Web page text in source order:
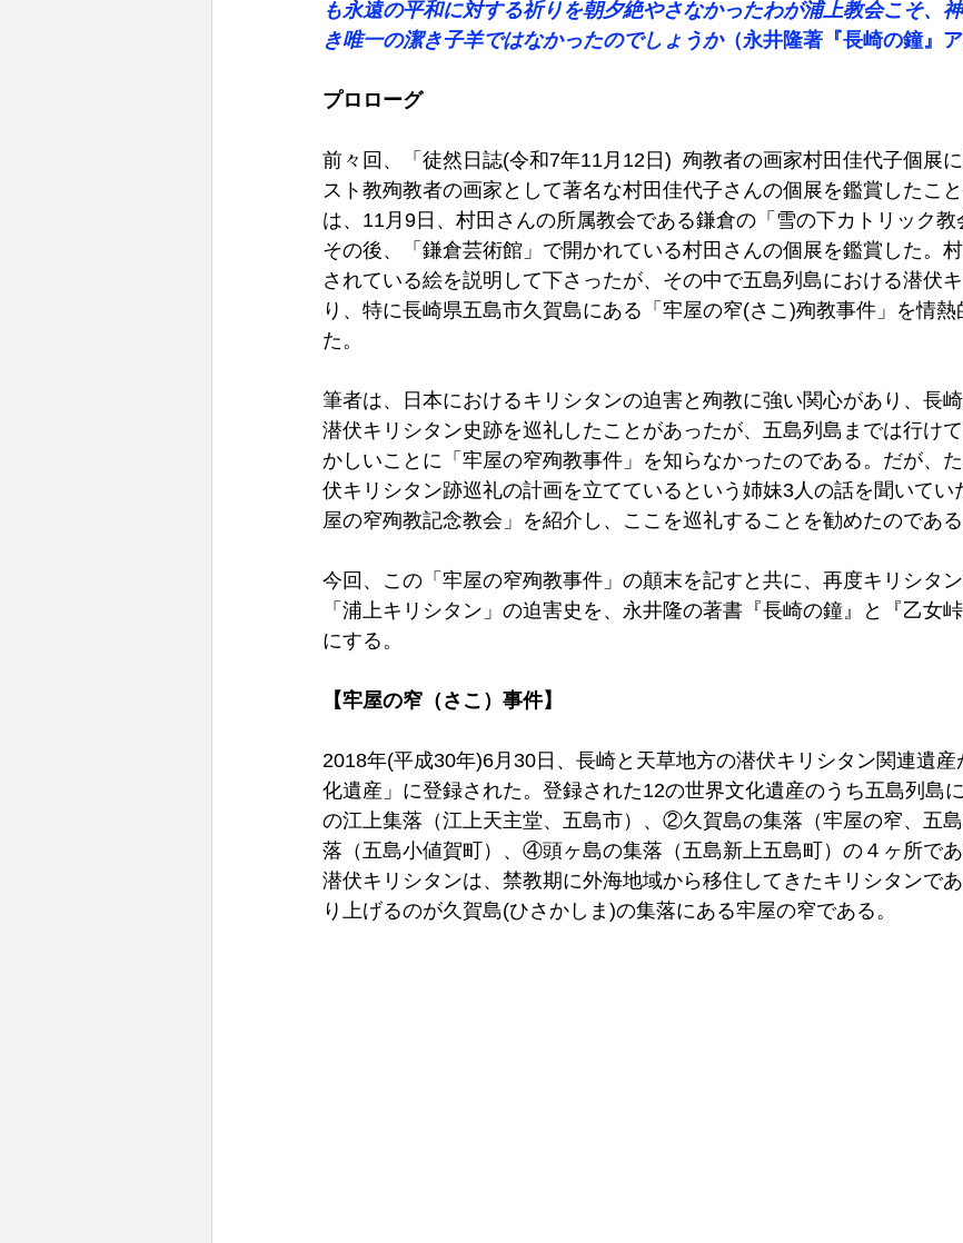
も永遠の平和に対する祈りを朝夕絶やさなかったわが浦上教会こそ、
き唯一の潔き子羊ではなかったのでしょうか（永井隆著『長崎の鐘』ア
プロローグ
前々回、「徒然日誌(令和7年11月12日)  殉教者の画家村田佳代子個展
スト教殉教者の画家として著名な村田佳代子さんの個展を鑑賞したこ
は、11月9日、村田さんの所属教会である鎌倉の「雪の下カトリック教
その後、「鎌倉芸術館」で開かれている村田さんの個展を鑑賞した。
されている絵を説明して下さったが、その中で五島列島における潜伏
り、特に長崎県五島市久賀島にある「牢屋の窄(さこ)殉教事件」を情熱
た。
筆者は、日本におけるキリシタンの迫害と殉教に強い関心があり、長
潜伏キリシタン史跡を巡礼したことがあったが、五島列島までは行け
かしいことに「牢屋の窄殉教事件」を知らなかったのである。だが、
伏キリシタン跡巡礼の計画を立てているという姉妹3人の話を聞いてい
屋の窄殉教記念教会」を紹介し、ここを巡礼することを勧めたのである
今回、この「牢屋の窄殉教事件」の顛末を記すと共に、再度キリシタ
「浦上キリシタン」の迫害史を、永井隆の著書『長崎の鐘』と『乙女
にする。
【牢屋の窄（さこ）事件】
2018年(平成30年)6月30日、長崎と天草地方の潜伏キリシタン関連遺
化遺産」に登録された。登録された12の世界文化遺産のうち五島列島
の江上集落（江上天主堂、五島市）、②久賀島の集落（牢屋の窄、五
落（五島小値賀町）、④頭ヶ島の集落（五島新上五島町）の４ヶ所で
潜伏キリシタンは、禁教期に外海地域から移住してきたキリシタンで
り上げるのが久賀島(ひさかしま)の集落にある牢屋の窄である。